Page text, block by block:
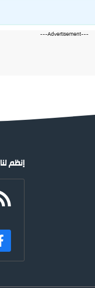
---Advertisement---
إنظم لنا